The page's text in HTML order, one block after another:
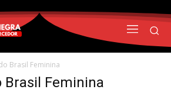
Brasil Feminina
Brasil Feminina